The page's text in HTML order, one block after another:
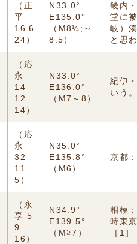
（正
平
16 6
24）
N33.0°
E135.0°
（M8¼;～
8.5）
畿内
堂に
岐）
と思
（応
永
14
12
14）
N33.0°
E136.0°
（M7～8）
紀伊
いう
（応
永
32
11
5）
N35.0°
E135.8°
（M6）
京都
（永
享 5
9
16）
N34.9°
E139.5°
（M≧7）
相模
時東
［1］